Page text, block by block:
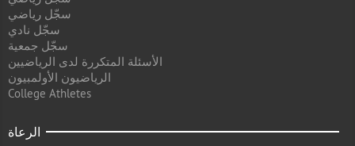
سجّل رياضي
سجّل نادي
سجّل جمعية
الأسئلة المتكررة لدى الرياضيين
الرياضيون الأولمبيون
College Athletes
الرعاة